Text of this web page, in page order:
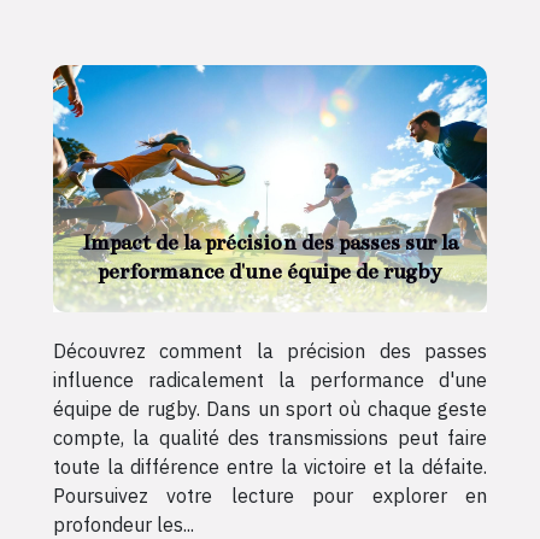
Impact de la précision des passes sur la
performance d'une équipe de rugby
Découvrez comment la précision des passes
influence radicalement la performance d'une
équipe de rugby. Dans un sport où chaque geste
compte, la qualité des transmissions peut faire
toute la différence entre la victoire et la défaite.
Poursuivez votre lecture pour explorer en
profondeur les...